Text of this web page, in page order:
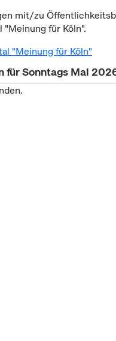
mit/zu
für Köln".
"Meinung für Köln"
für Sonntags Mai